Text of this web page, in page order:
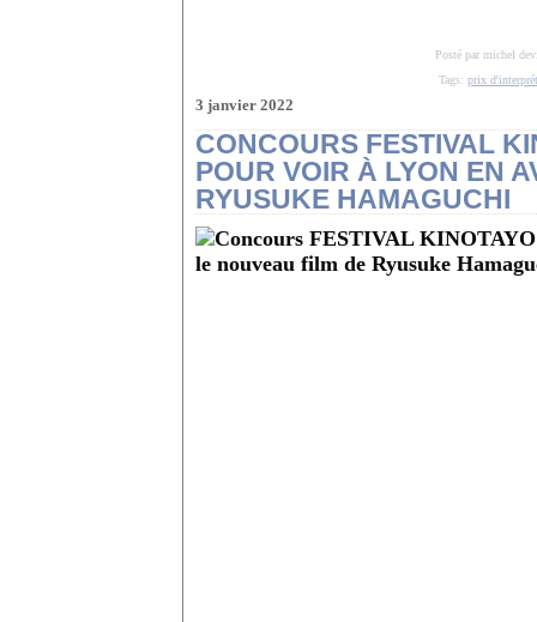
Posté par michel
Tags: prix
3 janvier 2022
CONCOURS FESTIVAL
POUR VOIR À LYON EN
RYUSUKE HAMAGUCHI